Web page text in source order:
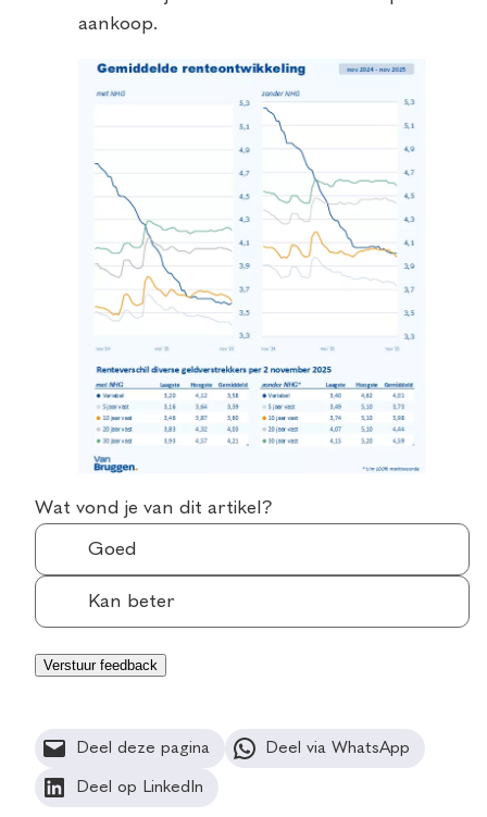
aankoop.
Wat vond je van dit artikel?
Goed
Kan beter
Deel deze pagina Deel via WhatsApp
Deel op LinkedIn